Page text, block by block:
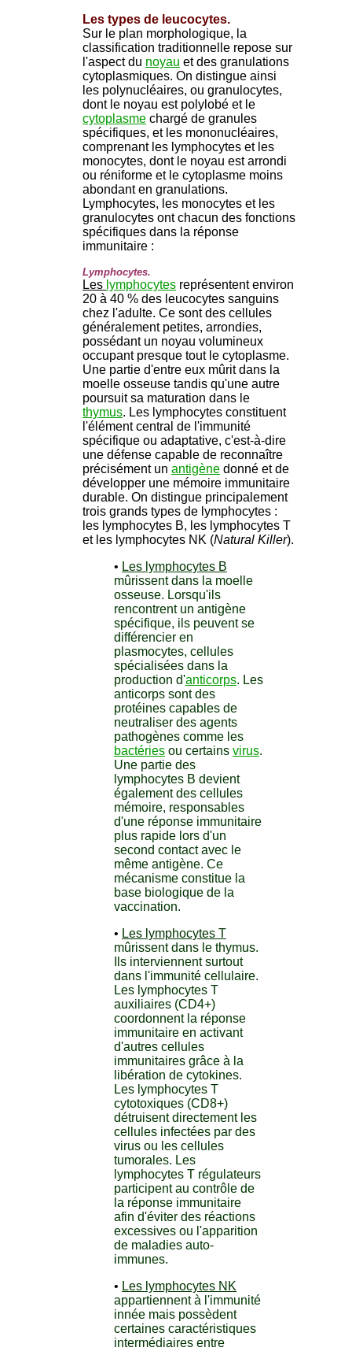
Les types de leucocytes.
Sur le plan morphologique, la
classification traditionnelle repose sur
l'aspect du noyau et des granulations
cytoplasmiques. On distingue ainsi
les polynucléaires, ou granulocytes,
dont le noyau est polylobé et le
cytoplasme chargé de granules
spécifiques, et les mononucléaires,
comprenant les lymphocytes et les
monocytes, dont le noyau est arrondi
ou réniforme et le cytoplasme moins
abondant en granulations.
Lymphocytes, les monocytes et les
granulocytes ont chacun des fonctions
spécifiques dans la réponse
immunitaire :
Lymphocytes.
Les lymphocytes représentent environ
20 à 40 % des leucocytes sanguins
chez l'adulte. Ce sont des cellules
généralement petites, arrondies,
possédant un noyau volumineux
occupant presque tout le cytoplasme.
Une partie d'entre eux mûrit dans la
moelle osseuse tandis qu'une autre
poursuit sa maturation dans le
thymus. Les lymphocytes constituent
l'élément central de l'immunité
spécifique ou adaptative, c'est-à-dire
une défense capable de reconnaître
précisément un antigène donné et de
développer une mémoire immunitaire
durable. On distingue principalement
trois grands types de lymphocytes :
les lymphocytes B, les lymphocytes T
et les lymphocytes NK (Natural Killer).
• Les lymphocytes B
mûrissent dans la moelle
osseuse. Lorsqu'ils
rencontrent un antigène
spécifique, ils peuvent se
différencier en
plasmocytes, cellules
spécialisées dans la
production d'anticorps. Les
anticorps sont des
protéines capables de
neutraliser des agents
pathogènes comme les
bactéries ou certains virus.
Une partie des
lymphocytes B devient
également des cellules
mémoire, responsables
d'une réponse immunitaire
plus rapide lors d'un
second contact avec le
même antigène. Ce
mécanisme constitue la
base biologique de la
vaccination.
• Les lymphocytes T
mûrissent dans le thymus.
Ils interviennent surtout
dans l'immunité cellulaire.
Les lymphocytes T
auxiliaires (CD4+)
coordonnent la réponse
immunitaire en activant
d'autres cellules
immunitaires grâce à la
libération de cytokines.
Les lymphocytes T
cytotoxiques (CD8+)
détruisent directement les
cellules infectées par des
virus ou les cellules
tumorales. Les
lymphocytes T régulateurs
participent au contrôle de
la réponse immunitaire
afin d'éviter des réactions
excessives ou l'apparition
de maladies auto-
immunes.
• Les lymphocytes NK
appartiennent à l'immunité
innée mais possèdent
certaines caractéristiques
intermédiaires entre